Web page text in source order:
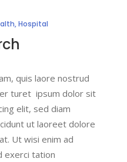
,Hospital
quis laore nostrud
turet ipsum dolor sit
elit, sed diam
ut laoreet dolore
Ut wisi enim ad
exerci tation